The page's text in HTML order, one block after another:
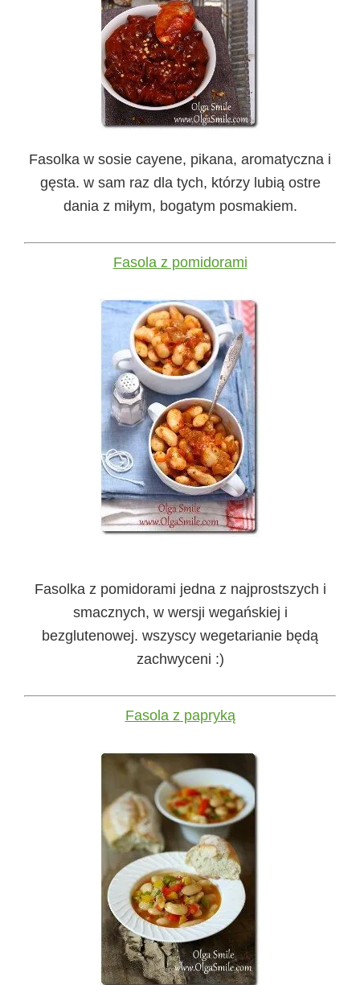
Fasolka w sosie cayene, pikana, aromatyczna i
gęsta. w sam raz dla tych, którzy lubią ostre
dania z miłym, bogatym posmakiem.
Fasola z pomidorami
Fasolka z pomidorami jedna z najprostszych i
smacznych, w wersji wegańskiej i
bezglutenowej. wszyscy wegetarianie będą
zachwyceni :)
Fasola z papryką